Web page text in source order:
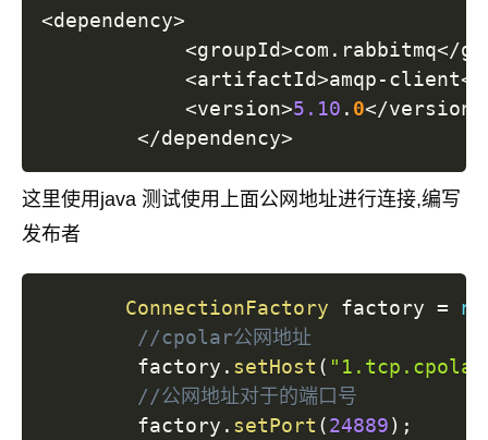
<dependency>
<groupId>com.rabbitmq</
<artifactId>amqp-client<
<version>5.10 . 0</version
</dependency>
这里使用java 测试使用上面公网地址进行连接,编写
发布者
ConnectionFactory factory =
//cpolar公网地址
        factory
. setHost (
//公网地址对于的端口号
        factory
. setPort (24889) ;